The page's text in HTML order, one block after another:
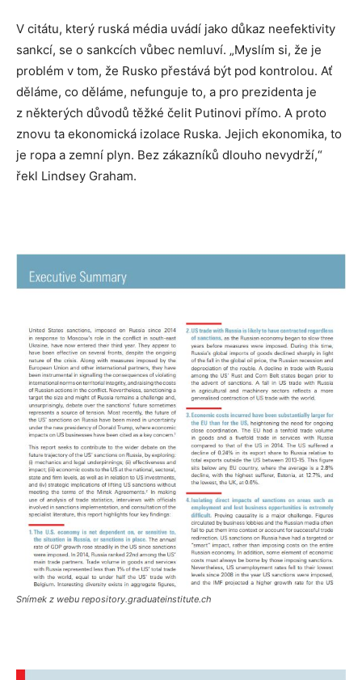
V citátu, který ruská média uvádí jako důkaz neefektivity
sankcí, se o sankcích vůbec nemluví. „Myslím si, že je
problém v tom, že Rusko přestává být pod kontrolou. Ať
děláme, co děláme, nefunguje to, a pro prezidenta je
z některých důvodů těžké čelit Putinovi přímo. A proto
znovu ta ekonomická izolace Ruska. Jejich ekonomika, to
je ropa a zemní plyn. Bez zákazníků dlouho nevydrží,“
řekl Lindsey Graham.
Snímek z webu repository.graduateinstitute.ch